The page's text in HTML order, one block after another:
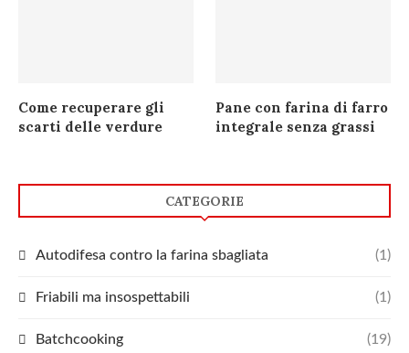
Come recuperare gli
scarti delle verdure
Pane con farina di farro
integrale senza grassi
CATEGORIE
Autodifesa contro la farina sbagliata (1)
Friabili ma insospettabili (1)
Batchcooking (19)